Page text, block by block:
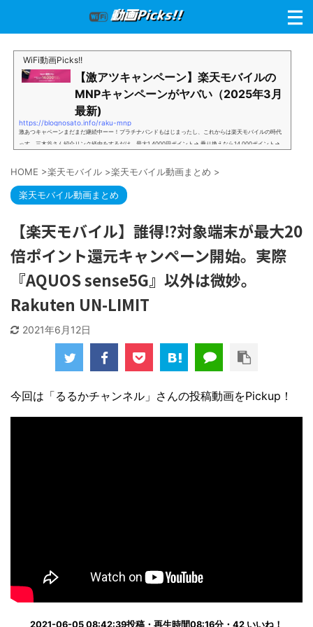
WiFi動画Picks!!
【激アツキャンペーン】楽天モバイルの
MNPキャンペーンがヤバい（2025年3月
最新)
https://blognosato.info/raku-mnp
激あつキャペーンまだまだ継続中ーー！プラチナバンドもはじまったし、これからは楽天モバイルの時代
っす。三木谷さん紹介リンク経由をするだけ。最大1,4000円ポイント→ 乗り換えなら14,000ポイント→
谷さんキャンペーン／2回線目以降でもOK再契約でもでもOK背水の陣の楽天モバイル。ついに「最後の賭
別招待ページから楽天モバイ...
HOME >楽天モバイル >楽天モバイル動画まとめ >
楽天モバイル動画まとめ
【楽天モバイル】誰得⁉対象端末が最大20
倍ポイント還元キャンペーン開始。実際
『AQUOS sense5G』以外は微妙。
Rakuten UN-LIMIT
2021年6月12日
今回は「るるかチャンネル」さんの投稿動画をPickup！
2021-06-05 08:42:39投稿・再生時間08:16分・42 いいね！